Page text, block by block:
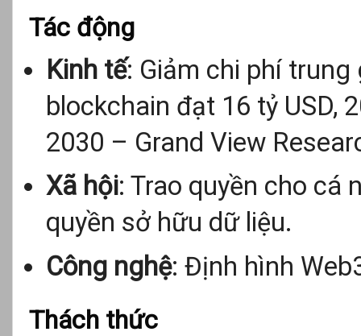
Tác động
Kinh tế: Giảm chi phí
blockchain đạt 16 tỷ USD,
2030 – Grand View
Xã hội: Trao quyền cho cá
quyền sở hữu dữ liệu.
Công nghệ: Định hình
Thách thức